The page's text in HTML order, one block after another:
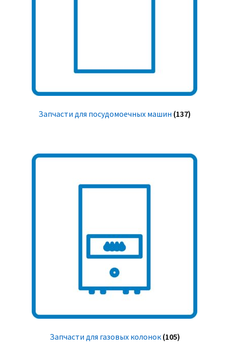
Запчасти для посудомоечных машин (137)
Запчасти для газовых колонок (105)